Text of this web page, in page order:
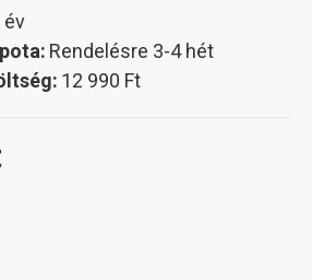
év
Rendelésre 3-4 hét
12 990 Ft